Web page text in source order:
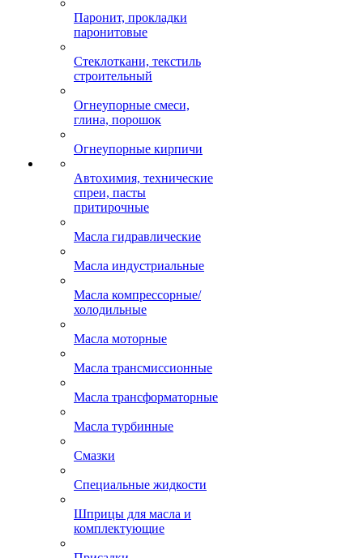
Паронит, прокладки
паронитовые
Стеклоткани, текстиль
строительный
Огнеупорные смеси,
глина, порошок
Огнеупорные кирпичи
Автохимия, технические
спреи, пасты
притирочные
Масла гидравлические
Масла индустриальные
Масла компрессорные/
холодильные
Масла моторные
Масла трансмиссионные
Масла трансформаторные
Масла турбинные
Смазки
Специальные жидкости
Шприцы для масла и
комплектующие